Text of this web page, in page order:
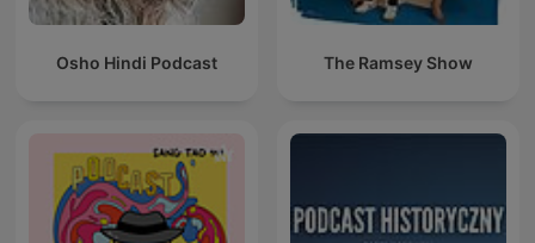
Osho Hindi Podcast The Ramsey Show